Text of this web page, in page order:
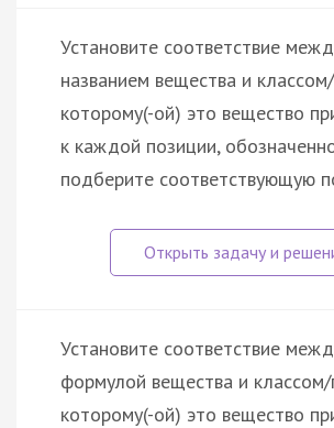
Установите соответствие
названием вещества и
которому(-ой) это вещество
к каждой позиции,
подберите соответствующую
Установите соответствие
формулой вещества и классом/
которому(-ой) это вещество